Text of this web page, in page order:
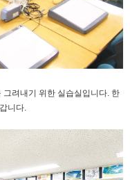
려내기 위한 실습실입니다. 한
니다.